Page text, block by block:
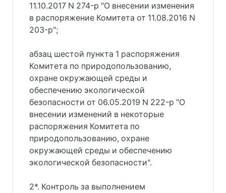
11.10.2017 N 274-р "О внесении изменения
в распоряжение Комитета от 11.08.2016 N
203-р";
абзац шестой пункта 1 распоряжения
Комитета по природопользованию,
охране окружающей среды и
обеспечению экологической
безопасности от 06.05.2019 N 222-р "О
внесении изменений в некоторые
распоряжения Комитета по
природопользованию, охране
окружающей среды и обеспечению
экологической безопасности".
2*. Контроль за выполнением